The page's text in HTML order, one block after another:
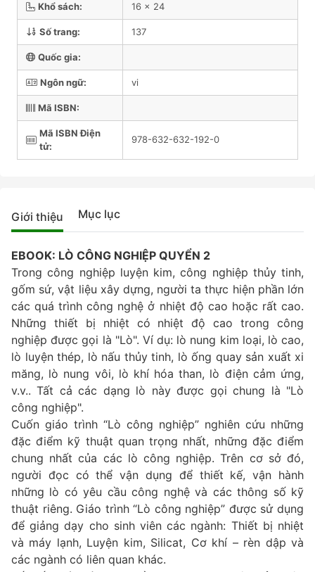
Khổ sách: 16 x 24
Số trang: 137
Quốc gia:
Ngôn ngữ: vi
Mã ISBN:
Mã ISBN Điện
tử:
978-632-632-192-0
Giới thiệu Mục lục
EBOOK: LÒ CÔNG NGHIỆP QUYỂN 2
Trong công nghiệp luyện kim, công nghiệp thủy tinh,
gốm sứ, vật liệu xây dựng, người ta thực hiện phần lớn
các quá trình công nghệ ở nhiệt độ cao hoặc rất cao.
Những thiết bị nhiệt có nhiệt độ cao trong công
nghiệp được gọi là "Lò". Ví dụ: lò nung kim loại, lò cao,
lò luyện thép, lò nấu thủy tinh, lò ống quay sản xuất xi
măng, lò nung vôi, lò khí hóa than, lò điện cảm ứng,
v.v.. Tất cả các dạng lò này được gọi chung là "Lò
công nghiệp".
Cuốn giáo trình “Lò công nghiệp” nghiên cứu những
đặc điểm kỹ thuật quan trọng nhất, những đặc điểm
chung nhất của các lò công nghiệp. Trên cơ sở đó,
người đọc có thể vận dụng để thiết kế, vận hành
những lò có yêu cầu công nghệ và các thông số kỹ
thuật riêng. Giáo trình “Lò công nghiệp” được sử dụng
để giảng dạy cho sinh viên các ngành: Thiết bị nhiệt
và máy lạnh, Luyện kim, Silicat, Cơ khí – rèn dập và
các ngành có liên quan khác.